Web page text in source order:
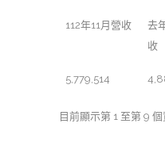
112年11月營收
去
收
5,779,514
目前顯示第 1 至第 9